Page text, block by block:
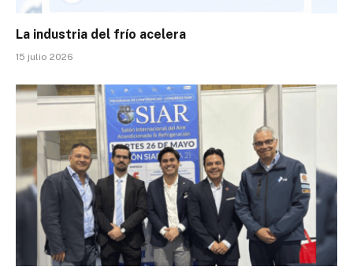
La industria del frío acelera
15 julio 2026